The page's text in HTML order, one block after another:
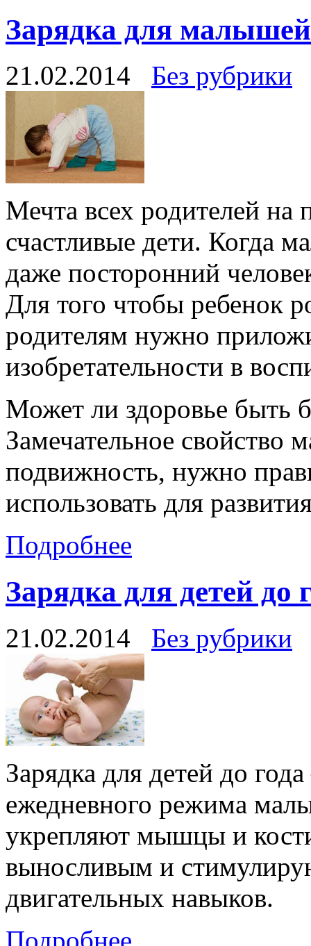
Зарядка для малышей
21.02.2014 Без рубрики
Мечта всех родителей на
счастливые дети. Когда
даже посторонний
Для того чтобы ребенок
родителям нужно
изобретательности в
Может ли здоровье быть
Замечательное
подвижность, нужно
использовать для
Подробнее
Зарядка для детей до
21.02.2014 Без рубрики
Зарядка для детей до
ежедневного режима
укрепляют мышцы и
выносливым и
двигательных навыков.